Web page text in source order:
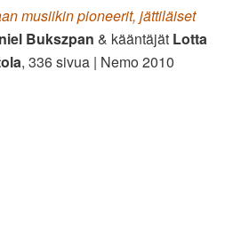
musiikin pioneerit, jättiläiset
Bukszpan & kääntäjät Lotta
, 336 sivua | Nemo 2010